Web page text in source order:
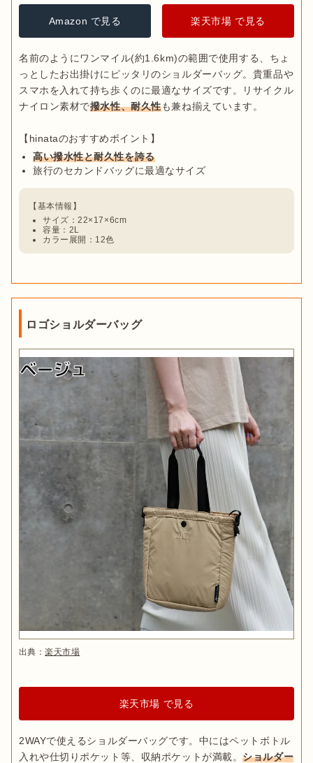
Amazon で見る 楽天市場 で見る
名前のようにワンマイル(約1.6km)の範囲で使用する、ちょ
っとしたお出掛けにピッタリのショルダーバッグ。貴重品や
スマホを入れて持ち歩くのに最適なサイズです。リサイクル
ナイロン素材で撥水性、耐久性も兼ね揃えています。
高い撥水性と耐久性を誇る
旅行のセカンドバッグに最適なサイズ
サイズ：22×17×6cm
容量：2L
カラー展開：12色
ロゴショルダーバッグ
出典：楽天市場
楽天市場 で見る
2WAYで使えるショルダーバッグです。中にはペットボトル
入れや仕切りポケット等、収納ポケットが満載。ショルダー